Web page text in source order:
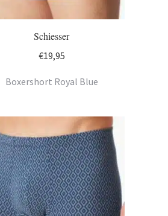
Schiesser
€19,95
Boxershort Royal Blue